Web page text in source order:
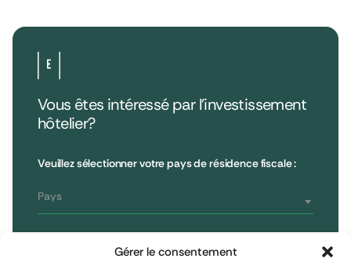
Gérer le consentement
Vous êtes intéressé par l’investissement
hôtelier?
Veuillez sélectionner votre pays de résidence fiscale :
Pays
75008 Paris, France
T : 01 53 96 52 50
S'inscrire à la newsletter
Reporting